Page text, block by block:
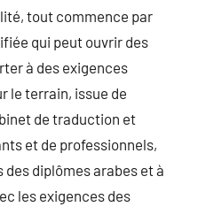
tout commence par
qui peut ouvrir des
à des exigences
le terrain, issue de
de traduction et
et de professionnels,
des diplômes arabes et à
les exigences des